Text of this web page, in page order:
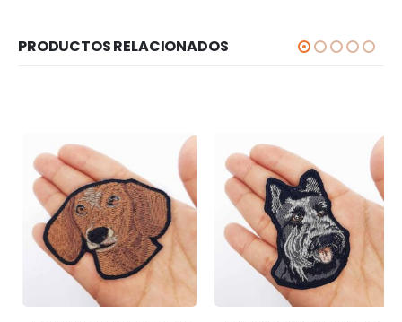
PRODUCTOS RELACIONADOS